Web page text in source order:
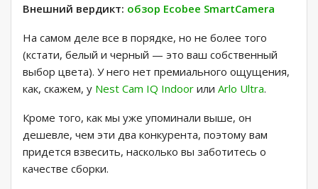
Внешний вердикт: обзор Ecobee SmartCamera
На самом деле все в порядке, но не более того
(кстати, белый и черный — это ваш собственный
выбор цвета). У него нет премиального ощущения,
как, скажем, у Nest Cam IQ Indoor или Arlo Ultra.
Кроме того, как мы уже упоминали выше, он
дешевле, чем эти два конкурента, поэтому вам
придется взвесить, насколько вы заботитесь о
качестве сборки.